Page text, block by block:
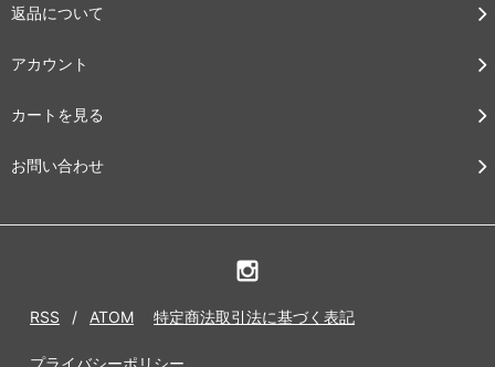
返品について
アカウント
カートを見る
お問い合わせ
RSS / ATOM 特定商法取引法に基づく表記
プライバシーポリシー